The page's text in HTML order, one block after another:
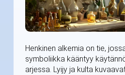
Henkinen alkemia on tie,
symboliikka kääntyy
arjessa. Lyijy ja kulta